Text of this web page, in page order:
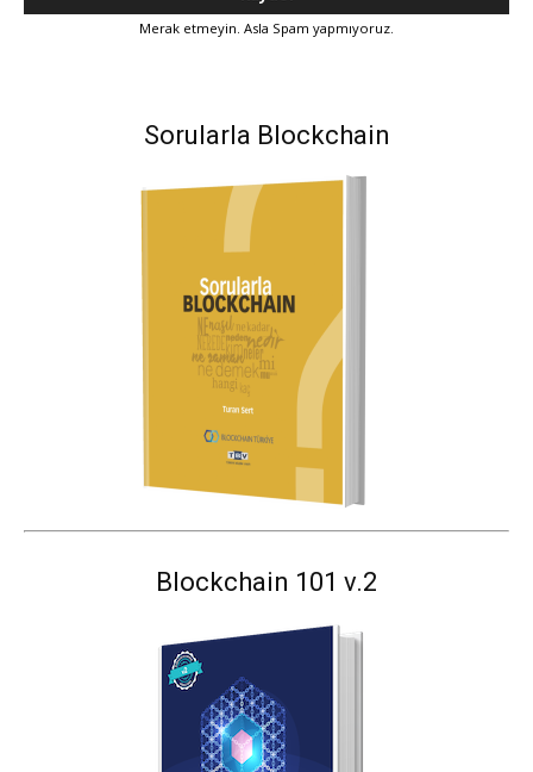
Merak etmeyin. Asla Spam yapmıyoruz.
Sorularla Blockchain
Blockchain 101 v.2